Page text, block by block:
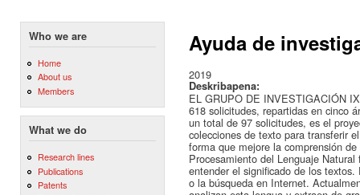
Who we are
Home
About us
Members
What we do
Research lines
Publications
Patents
Ayuda de
2019
Deskribapena:
EL GRUPO DE INVESTIGACIÓN
618 solicitudes, repartidas en cinco
un total de 97 solicitudes, es el
colecciones de texto para transferir
forma que mejore la comprensión
Procesamiento del Lenguaje
entender el significado de los
o la búsqueda en Internet.